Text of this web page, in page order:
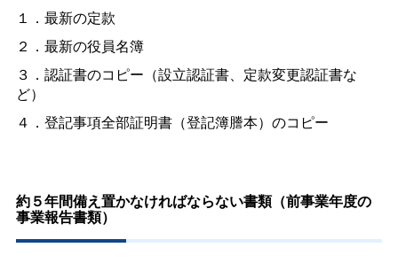
１．最新の定款
２．最新の役員名簿
３．認証書のコピー（設立認証書、定款変更認証書な
ど）
４．登記事項全部証明書（登記簿謄本）のコピー
約５年間備え置かなければならない書類（前事業年度の
事業報告書類）